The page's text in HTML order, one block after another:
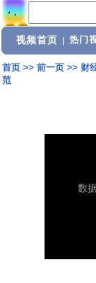
视频首页 热门
首页>> 前一页>> 财
范